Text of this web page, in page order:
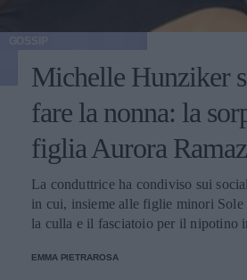
Michelle Hunziker
fare la nonna: la
figlia Aurora
La conduttrice ha condiviso sui
in cui, insieme alle figlie minori Sole
la culla e il fasciatoio per il nipotino
EMMA PIETRAROSA